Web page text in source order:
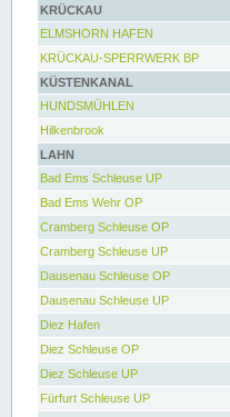
KRÜCKAU
ELMSHORN HAFEN
KRÜCKAU-SPERRWERK BP
KÜSTENKANAL
HUNDSMÜHLEN
Hilkenbrook
LAHN
Bad Ems Schleuse UP
Bad Ems Wehr OP
Cramberg Schleuse OP
Cramberg Schleuse UP
Dausenau Schleuse OP
Dausenau Schleuse UP
Diez Hafen
Diez Schleuse OP
Diez Schleuse UP
Fürfurt Schleuse UP